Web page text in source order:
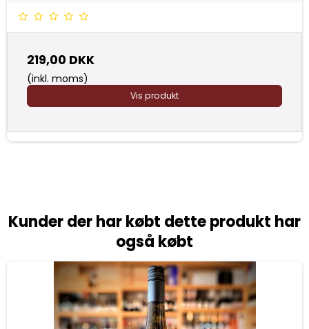
219,00 DKK
(inkl. moms)
Vis produkt
Kunder der har købt dette produkt har
også købt